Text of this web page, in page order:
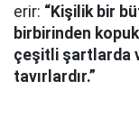
erir: “Kişilik bir
birbirinden
çeşitli şartlarda
tavırlardır.”